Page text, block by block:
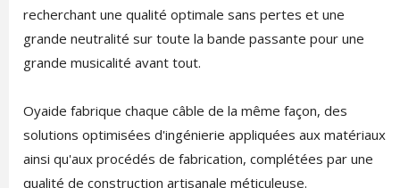
recherchant une qualité optimale sans pertes et une
grande neutralité sur toute la bande passante pour une
grande musicalité avant tout.
Oyaide fabrique chaque câble de la même façon, des
solutions optimisées d'ingénierie appliquées aux matériaux
ainsi qu'aux procédés de fabrication, complétées par une
qualité de construction artisanale méticuleuse.